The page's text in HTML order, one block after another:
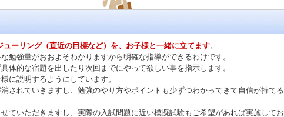
ューリング（直近の目標など）を、お子様と一緒に立てます。
勉強量がおおよそわかりますから明確な指導ができるわけです。
体的な宿題を出したり次回までにやって欲しい事を指示します。
に説明するようにしています。
されていきますし、勉強のやり方やポイントも少ずつわかってきて自信が持てる
ていただきますし、実際の入試問題に近い模擬試験もご希望があれば実施してお